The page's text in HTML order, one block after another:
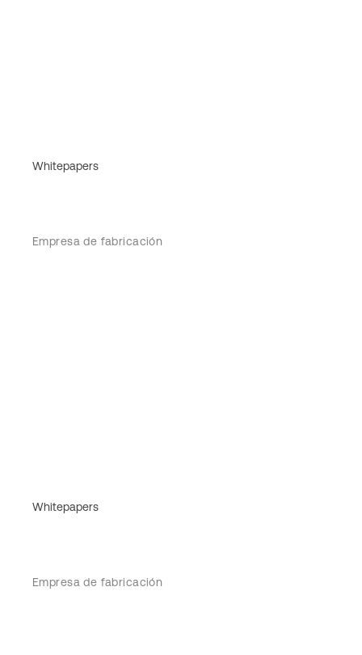
Whitepapers
Empresa de fabricación
Whitepapers
Empresa de fabricación